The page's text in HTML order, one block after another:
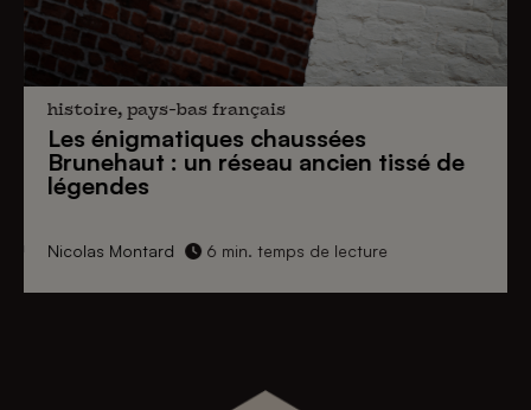
histoire, pays-bas français
Les énigmatiques chaussées
Brunehaut : un réseau ancien tissé de
légendes
Nicolas Montard 6 min. temps de lecture